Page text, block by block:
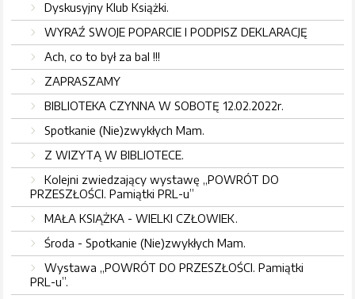
Dyskusyjny Klub Książki.
WYRAŹ SWOJE POPARCIE I PODPISZ DEKLARACJĘ
Ach, co to był za bal !!!
ZAPRASZAMY
BIBLIOTEKA CZYNNA W SOBOTĘ 12.02.2022r.
Spotkanie (Nie)zwykłych Mam.
Z WIZYTĄ W BIBLIOTECE.
Kolejni zwiedzający wystawę „POWRÓT DO
PRZESZŁOŚCI. Pamiątki PRL-u”
MAŁA KSIĄŻKA - WIELKI CZŁOWIEK.
Środa - Spotkanie (Nie)zwykłych Mam.
Wystawa „POWRÓT DO PRZESZŁOŚCI. Pamiątki
PRL-u”.